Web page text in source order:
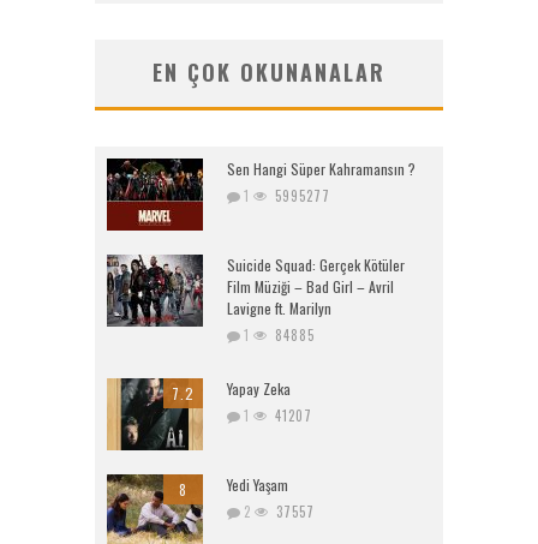
EN ÇOK OKUNANALAR
Sen Hangi Süper Kahramansın ?
1 5995277
Suicide Squad: Gerçek Kötüler
Film Müziği – Bad Girl – Avril
Lavigne ft. Marilyn
1 84885
7.2 Yapay Zeka
1 41207
8 Yedi Yaşam
2 37557